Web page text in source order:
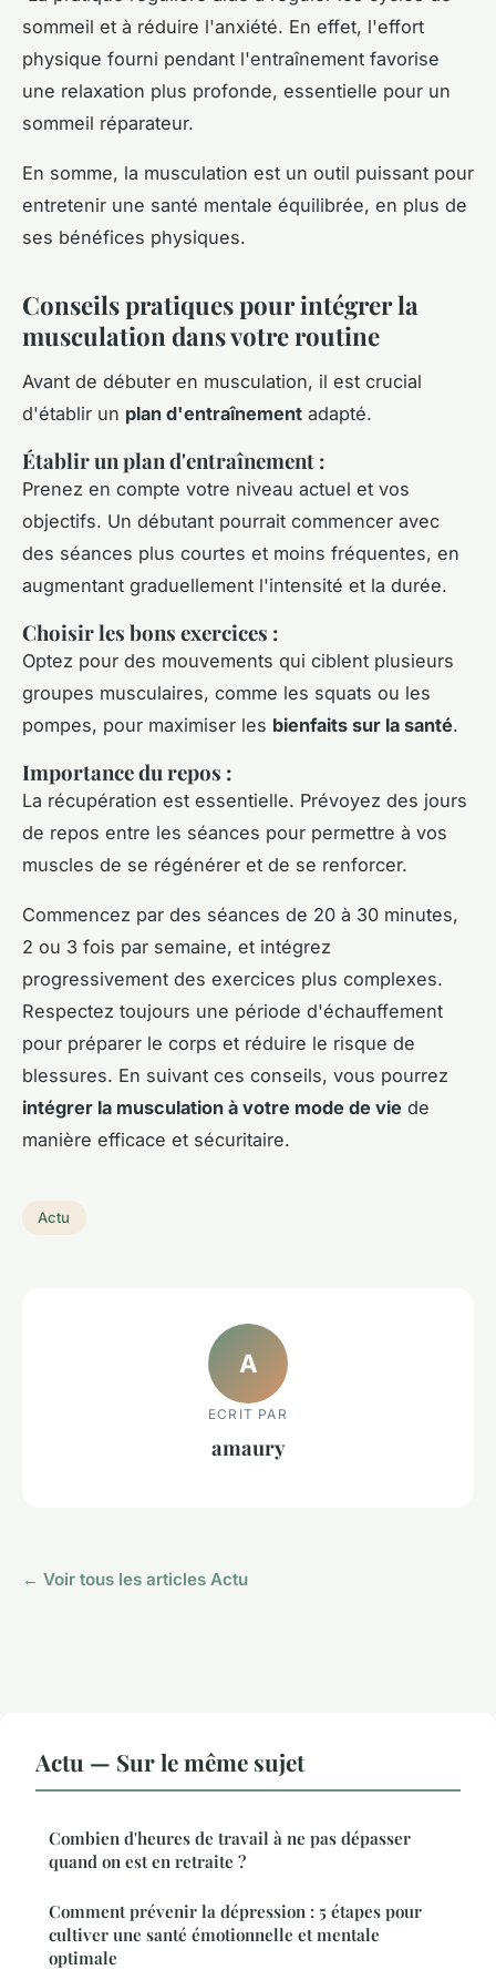
sommeil et à réduire l'anxiété. En effet, l'effort
physique fourni pendant l'entraînement favorise
une relaxation plus profonde, essentielle pour un
sommeil réparateur.
En somme, la musculation est un outil puissant pour
entretenir une santé mentale équilibrée, en plus de
ses bénéfices physiques.
Conseils pratiques pour intégrer la
musculation dans votre routine
Avant de débuter en musculation, il est crucial
d'établir un plan d'entraînement adapté.
Établir un plan d'entraînement :
Prenez en compte votre niveau actuel et vos
objectifs. Un débutant pourrait commencer avec
des séances plus courtes et moins fréquentes, en
augmentant graduellement l'intensité et la durée.
Choisir les bons exercices :
Optez pour des mouvements qui ciblent plusieurs
groupes musculaires, comme les squats ou les
pompes, pour maximiser les bienfaits sur la santé.
Importance du repos :
La récupération est essentielle. Prévoyez des jours
de repos entre les séances pour permettre à vos
muscles de se régénérer et de se renforcer.
Commencez par des séances de 20 à 30 minutes,
2 ou 3 fois par semaine, et intégrez
progressivement des exercices plus complexes.
Respectez toujours une période d'échauffement
pour préparer le corps et réduire le risque de
blessures. En suivant ces conseils, vous pourrez
intégrer la musculation à votre mode de vie de
manière efficace et sécuritaire.
Actu
A
ECRIT PAR
amaury
← Voir tous les articles Actu
Actu — Sur le même sujet
Combien d'heures de travail à ne pas dépasser
quand on est en retraite ?
Comment prévenir la dépression : 5 étapes pour
cultiver une santé émotionnelle et mentale
optimale